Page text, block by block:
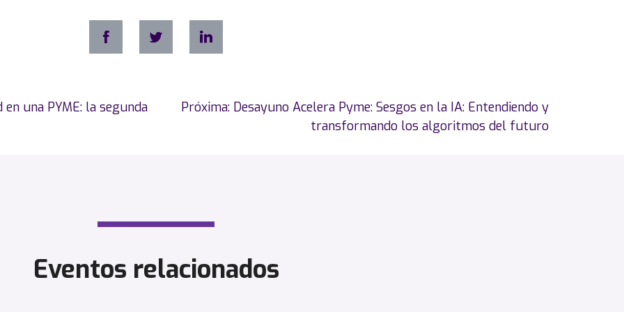
una PYME: la segunda Próxima: Desayuno Acelera Pyme: Sesgos en la IA: Entendiendo y
transformando los algoritmos del futuro
Eventos relacionados